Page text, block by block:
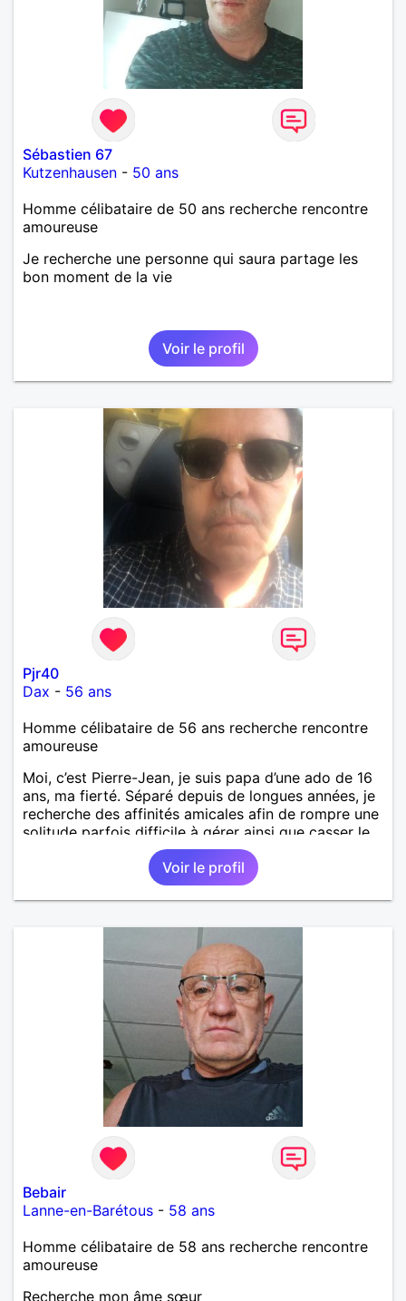
Sébastien 67
Kutzenhausen - 50 ans
Homme célibataire de 50 ans recherche rencontre
amoureuse
Je recherche une personne qui saura partage les
bon moment de la vie
Voir le profil
Pjr40
Dax - 56 ans
Homme célibataire de 56 ans recherche rencontre
amoureuse
Moi, c’est Pierre-Jean, je suis papa d’une ado de 16
ans, ma fierté. Séparé depuis de longues années, je
recherche des affinités amicales afin de rompre une
solitude parfois difficile à gérer ainsi que casser le
vague à l’âme. L’amitié reste extrêmement
importante à mes yeux mais peut se décliner en des
sentiments plus puissants. « Le temps fera son
œuvre » disait Arthur Schopenhauer, philosophe
autant être trop locace. Je suis bourré de qualités
avec très peu de défauts. Je suis altruiste,
bienveillant, empathique, attentionné, honnête,
respectueux, doux de caractère et compréhensif : je
laisse « glisser » beaucoup de choses. Mais ne vous
m’éprenez pas Mesdames, si une personne que
j’aime me trahit une fois, il n’y aura pas de seconde
chance et je l’effacerai à « vitam eternam ».
Néanmoins, je suis un tout petit peu maniaque ainsi
qu’impatient. J’essaye de faire des efforts. Rien de
bien dramatique ! Du moins je le pense……Je suis un
homme facile à vivre. À vous si vous le souhaitez,
d’apprendre à me connaître davantage. J’en serai
ravi….A très bientôt je l’espère.
Voir le profil
Bebair
Lanne-en-Barétous - 58 ans
Homme célibataire de 58 ans recherche rencontre
amoureuse
Recherche mon âme sœur